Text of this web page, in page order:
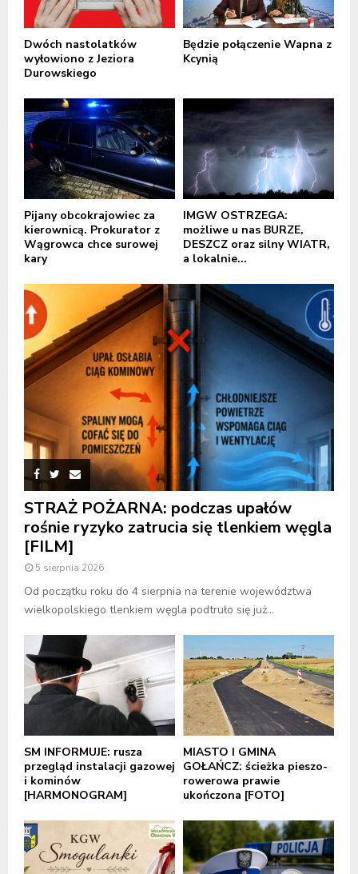
Dwóch nastolatków
wyłowiono z Jeziora
Durowskiego
Będzie połączenie Wapna z
Kcynią
Pijany obcokrajowiec za
kierownicą. Prokurator z
Wągrowca chce surowej
kary
IMGW OSTRZEGA:
możliwe u nas BURZE,
DESZCZ oraz silny WIATR,
a lokalnie...
STRAŻ POŻARNA: podczas upałów
rośnie ryzyko zatrucia się tlenkiem węgla
[FILM]
5 sierpnia 2026
Od początku roku do 4 sierpnia na terenie województwa
wielkopolskiego tlenkiem węgla podtruło się już...
SM INFORMUJE: rusza
przegląd instalacji gazowej
i kominów
[HARMONOGRAM]
MIASTO I GMINA
GOŁAŃCZ: ścieżka pieszo-
rowerowa prawie
ukończona [FOTO]